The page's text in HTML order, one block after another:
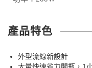
產品特色
外型流線新設計